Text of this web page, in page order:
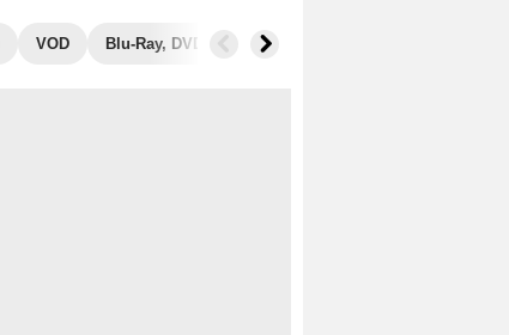
VOD Blu-Ray, DVD Photos